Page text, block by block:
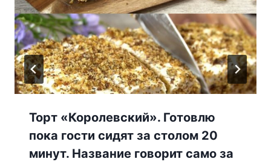
Торт «Королевский». Готовлю
пока гости сидят за столом 20
минут. Название говорит само за